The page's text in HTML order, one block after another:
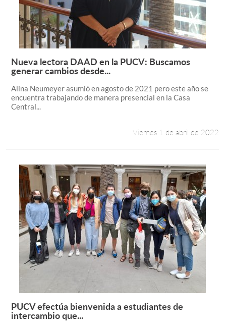
Leer más +
Nueva lectora DAAD en la PUCV: Buscamos
generar cambios desde...
Alina Neumeyer asumió en agosto de 2021 pero este año se
encuentra trabajando de manera presencial en la Casa
Central...
Viernes 1 de abril de 2022
Leer más +
PUCV efectúa bienvenida a estudiantes de
intercambio que...